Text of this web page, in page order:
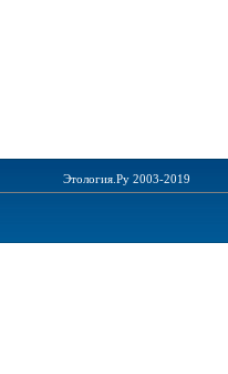
Этология.Ру 2003-2019